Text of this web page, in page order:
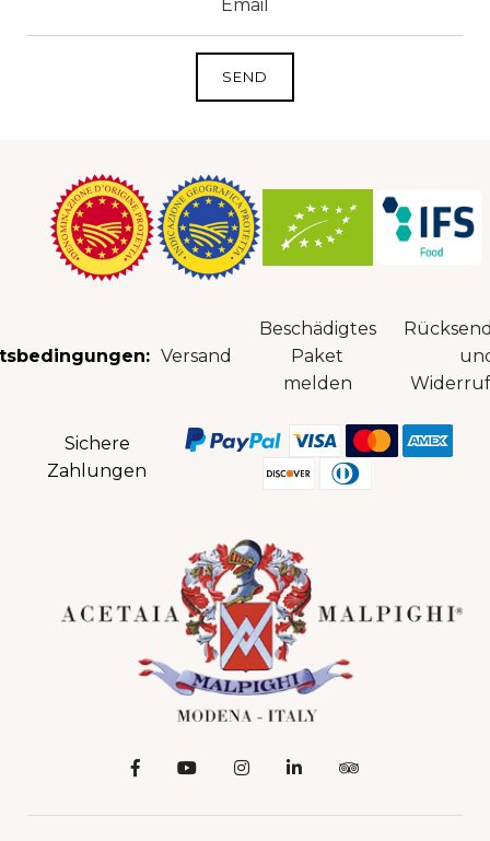
Versand
Beschädigtes
Paket
melden
Sichere
Zahlungen